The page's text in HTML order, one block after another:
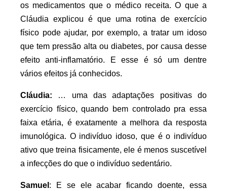
os medicamentos que o médico receita. O que a
Cláudia explicou é que uma rotina de exercício
físico pode ajudar, por exemplo, a tratar um idoso
que tem pressão alta ou diabetes, por causa desse
efeito anti-inflamatório. E esse é só um dentre
vários efeitos já conhecidos.
Cláudia: … uma das adaptações positivas do
exercício físico, quando bem controlado pra essa
faixa etária, é exatamente a melhora da resposta
imunológica. O indivíduo idoso, que é o indivíduo
ativo que treina fisicamente, ele é menos suscetível
a infecções do que o indivíduo sedentário.
Samuel : E se ele acabar ficando doente, essa